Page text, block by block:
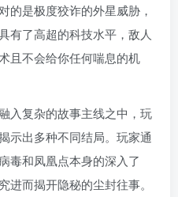
的是极度狡诈的外星威胁，
有了高超的科技水平，敌人
且不会给你任何喘息的机
入复杂的故事主线之中，玩
示出多种不同结局。玩家通
毒和凤凰点本身的深入了
进而揭开隐秘的尘封往事。